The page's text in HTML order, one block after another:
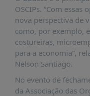
DADOS
FRENTE
PARLAMENTAR
SOBRE
A
FRENTE
OSCIPs. “Com
nova perspectiva de
como, por exemplo,
costureiras,
para a economia”,
Nelson Santiago.
No evento de
da Associação das